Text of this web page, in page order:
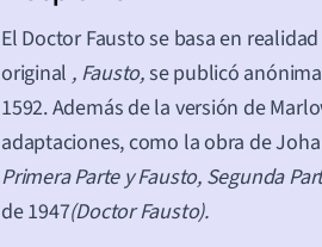
El Doctor Fausto se basa en
original , Fausto,se publicó
1592. Además de la versión de
adaptaciones, como la obra de
Primera Parte y Fausto, Segunda
de 1947(Doctor Fausto).